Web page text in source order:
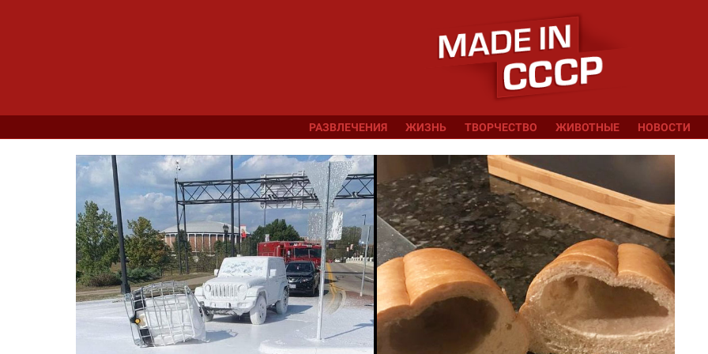
РАЗВЛЕЧЕНИЯ ЖИЗНЬ ТВОРЧЕСТВО ЖИВОТНЫЕ НОВОСТИ